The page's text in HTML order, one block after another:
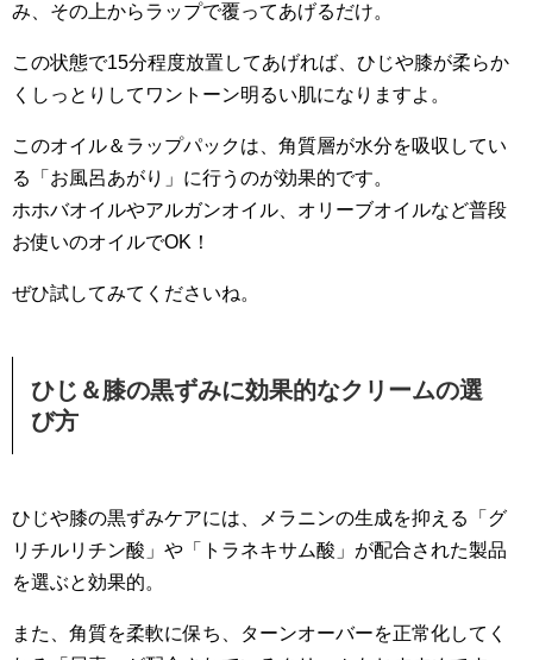
み、その上からラップで覆ってあげるだけ。
この状態で15分程度放置してあげれば、ひじや膝が柔らか
くしっとりしてワントーン明るい肌になりますよ。
このオイル＆ラップパックは、角質層が水分を吸収してい
る「お風呂あがり」に行うのが効果的です。
ホホバオイルやアルガンオイル、オリーブオイルなど普段
お使いのオイルでOK！
ぜひ試してみてくださいね。
ひじ＆膝の黒ずみに効果的なクリームの選
び方
ひじや膝の黒ずみケアには、メラニンの生成を抑える「グ
リチルリチン酸」や「トラネキサム酸」が配合された製品
を選ぶと効果的。
また、角質を柔軟に保ち、ターンオーバーを正常化してく